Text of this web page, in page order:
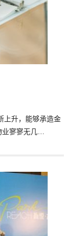
上升，能够承造金
寥寥无几…